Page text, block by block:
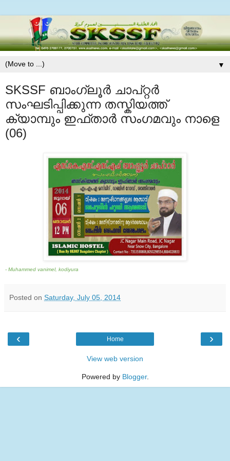
▼
SKSSF ബാംഗ്ലൂര്‍ ചാപ്റ്റര്‍
സംഘടിപ്പിക്കുന്ന തസ്കിയത്ത്
ക്യാമ്പും ഇഫ്താര്‍ സംഗമവും നാളെ
(06)
- Muhammed vanimel, kodiyura
Posted on Saturday, July 05, 2014
‹ ›
Home
View web version
Powered by Blogger.